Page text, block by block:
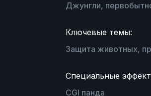
Джунгли,
Ключевые темы:
Защита животных,
Специальные
CGI панда